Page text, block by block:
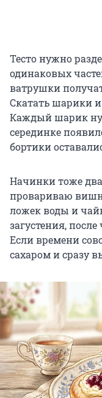
Тесто нужно
одинаковых
ватрушки
Скатать шарики
Каждый шарик
серединке
бортики
Начинки тоже
провариваю
ложек воды и
загустения,
Если времени
сахаром и сразу